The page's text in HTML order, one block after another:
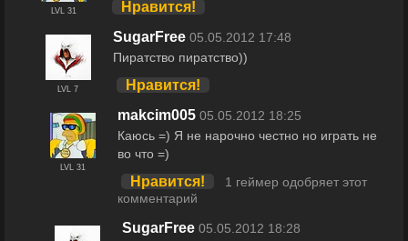
LVL 31 Нравится!
LVL 7
SugarFree 05.05.2012 17:48
Пиратство пиратство))
Нравится!
LVL 31
makcim005 05.05.2012 18:25
Каюсь =) Я не нарочно честно но играть не
во что =)
Нравится!
1 геймер одобряет этот
комментарий
SugarFree 05.05.2012 18:28